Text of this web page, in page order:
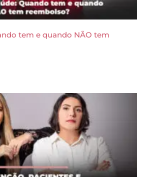
tem e quando NÃO tem